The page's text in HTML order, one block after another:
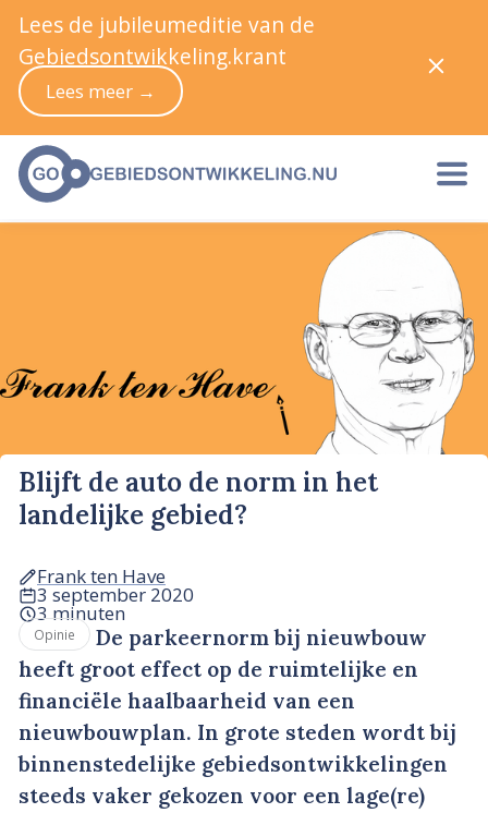
Blijft de auto de norm in het
landelijke gebied?
Frank ten Have
3 september 2020
3 minuten
Opinie
De parkeernorm bij nieuwbouw
heeft groot effect op de ruimtelijke en
financiële haalbaarheid van een
nieuwbouwplan. In grote steden wordt bij
binnenstedelijke gebiedsontwikkelingen
steeds vaker gekozen voor een lage(re)
Lees de jubileumeditie van de
Gebiedsontwikkeling.krant
Lees meer →